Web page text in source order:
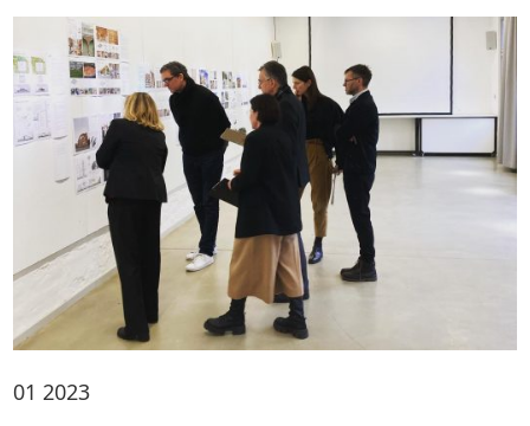
01 2023